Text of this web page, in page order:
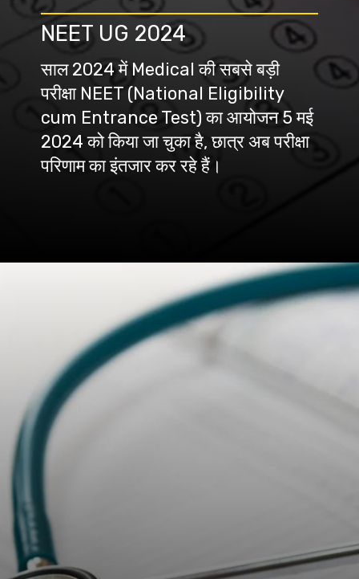
साल 2024 में Medical की सबसे बड़ी
परीक्षा NEET (National Eligibility
cum Entrance Test) का आयोजन 5 मई
2024 को किया जा चुका है, छात्र अब परीक्षा
NEET UG 2024